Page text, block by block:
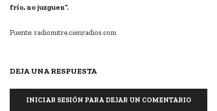
frío, no juzguen”.
Fuente: radiomitre.cienradios.com
DEJA UNA RESPUESTA
INICIAR SESIÓN PARA DEJAR UN COMENTARIO